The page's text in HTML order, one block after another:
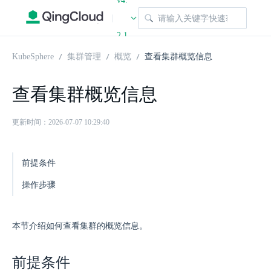
|
2.1
KubeSphere 集群管理 概览 查看集群概览信息
查看集群概览信息
更新时间：2026-07-07 10:29:40
前提条件
操作步骤
本节介绍如何查看集群的概览信息。
前提条件